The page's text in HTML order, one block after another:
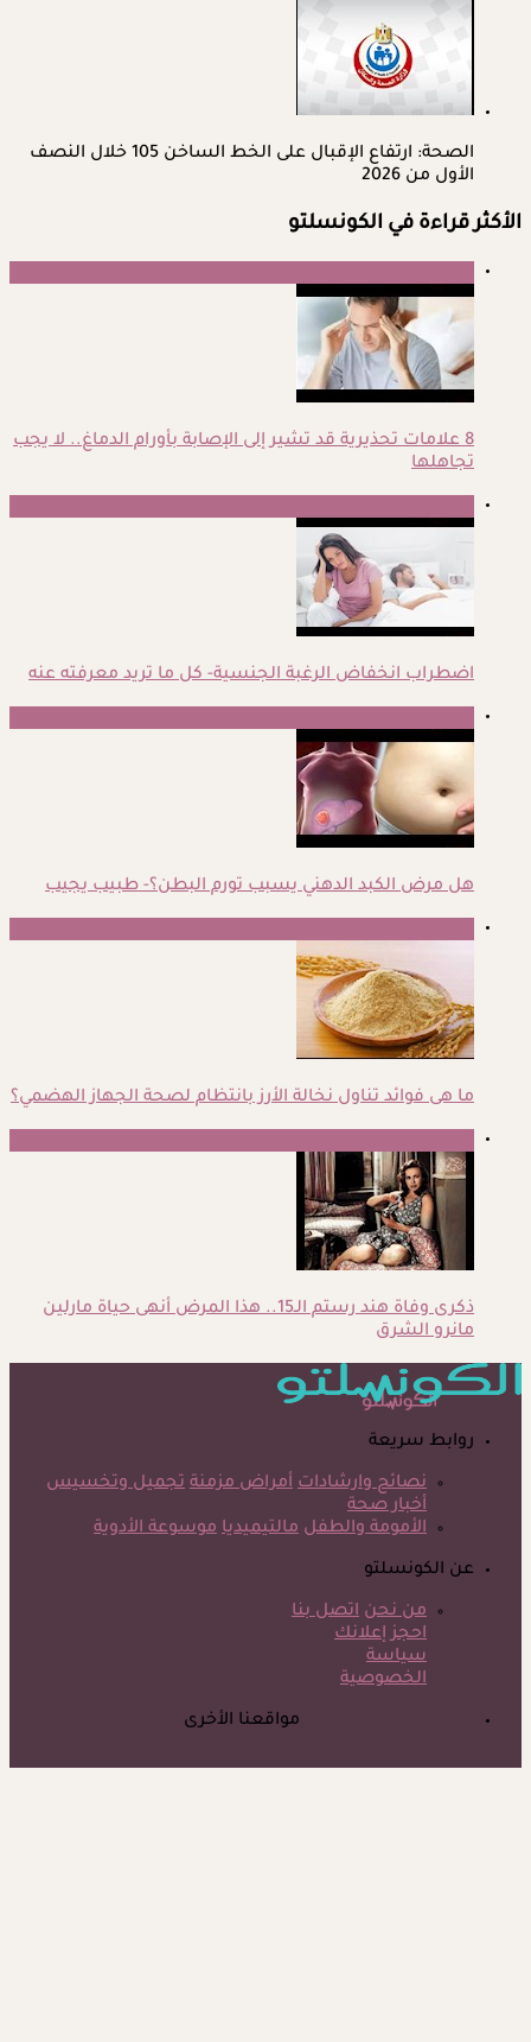
الصحة: ارتفاع الإقبال على الخط الساخن 105 خلال النصف
الأول من 2026
الأكثر قراءة في الكونسلتو
8 علامات تحذيرية قد تشير إلى الإصابة بأورام الدماغ.. لا يجب
تجاهلها
اضطراب انخفاض الرغبة الجنسية- كل ما تريد معرفته عنه
هل مرض الكبد الدهني يسبب تورم البطن؟- طبيب يجيب
ما هى فوائد تناول نخالة الأرز بانتظام لصحة الجهاز الهضمي؟
ذكرى وفاة هند رستم الـ15.. هذا المرض أنهى حياة مارلين
مانرو الشرق
روابط سريعة
نصائح وارشادات أمراض مزمنة تجميل وتخسيس
أخبار صحة
الأمومة والطفل مالتيميديا موسوعة الأدوية
عن الكونسلتو
من نحن اتصل بنا
احجز إعلانك
سياسة
الخصوصية
مواقعنا الأخرى